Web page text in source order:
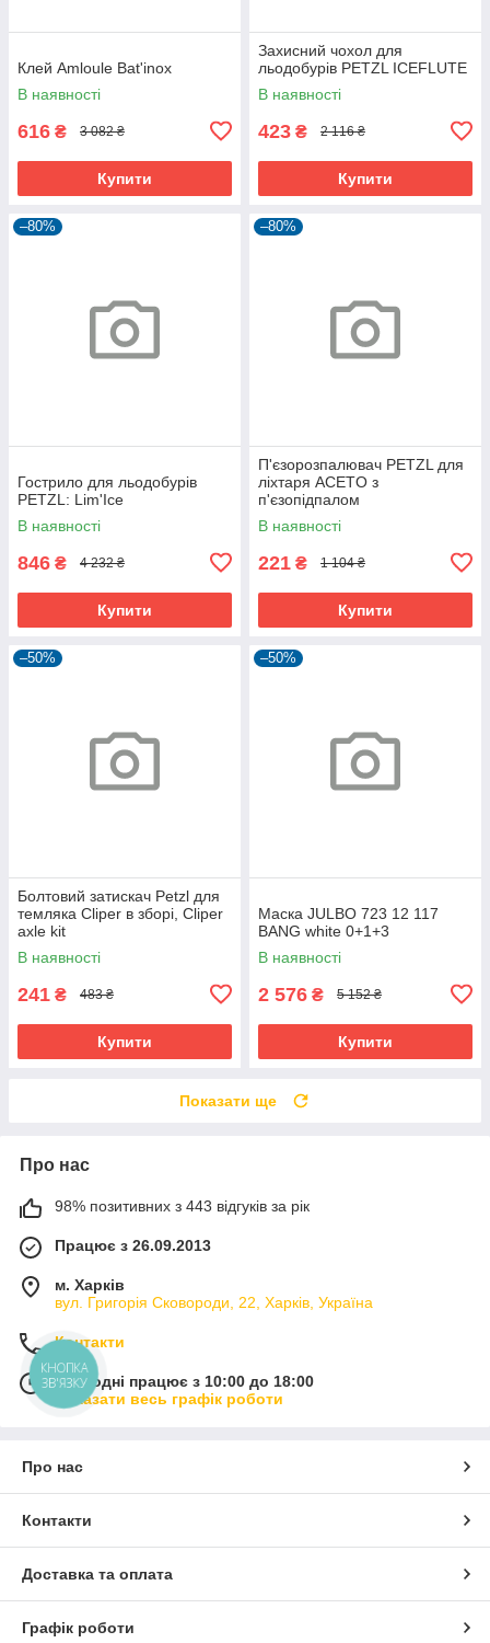
Клей Amloule Bat'inox
В наявності
616 ₴ 3 082 ₴
Купити
Захисний чохол для
льодобурів PETZL ICEFLUTE
В наявності
423 ₴ 2 116 ₴
Купити
–80%
Гострило для льодобурів
PETZL: Lim'Ice
В наявності
846 ₴ 4 232 ₴
Купити
–80%
П'єзорозпалювач PETZL для
ліхтаря ACETO з
п'єзопідпалом
В наявності
221 ₴ 1 104 ₴
Купити
–50%
Болтовий затискач Petzl для
темляка Cliper в зборі, Cliper
axle kit
В наявності
241 ₴ 483 ₴
Купити
–50%
Маска JULBO 723 12 117
BANG white 0+1+3
В наявності
2 576 ₴ 5 152 ₴
Купити
Показати ще
Про нас
98% позитивних з 443 відгуків за рік
Працює з 26.09.2013
м. Харків
вул. Григорія Сковороди, 22, Харків, Україна
Контакти
Сьогодні працює з 10:00 до 18:00
Показати весь графік роботи
Про нас
Контакти
Доставка та оплата
Графік роботи
КНОПКА
ЗВ'ЯЗКУ